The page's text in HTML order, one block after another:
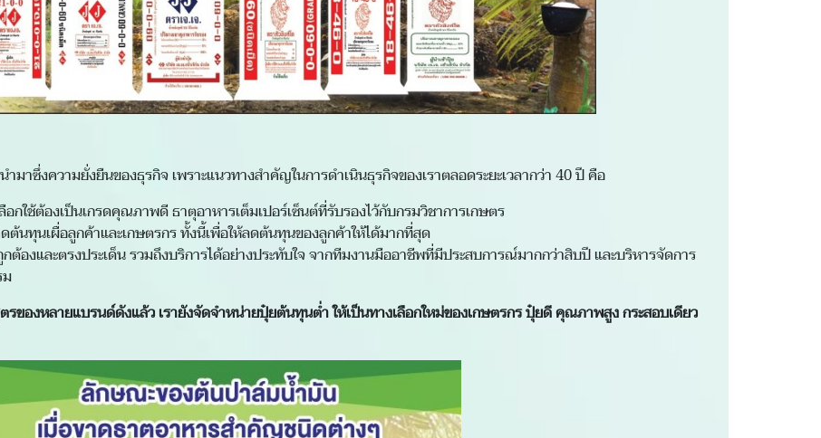
ำมาซึ่งความยั่งยืนของธุรกิจ เพราะแนวทางสำคัญในการดำเนินธุรกิจของเราตลอดระยะเวลากว่า 40 ปี คือ
ใช้ต้องเป็นเกรดคุณภาพดี ธาตุอาหารเต็มเปอร์เซ็นต์ที่รับรองไว้กับกรมวิชาการเกษตร
ต้นทุนเผื่อลูกค้าและเกษตรกร ทั้งนี้เพื่อให้ลดต้นทุนของลูกค้าให้ได้มากที่สุด
กต้องและตรงประเด็น รวมถึงบริการได้อย่างประทับใจ จากทีมงานมืออาชีพที่มีประสบการณ์มากกว่าสิบปี และบริหารจัดการ
ของหลายแบรนด์ดังแล้ว เรายังจัดจำหน่ายปุ๋ยต้นทุนต่ำ ให้เป็นทางเลือกใหม่ของเกษตรกร ปุ๋ยดี คุณภาพสูง กระสอบเดียว